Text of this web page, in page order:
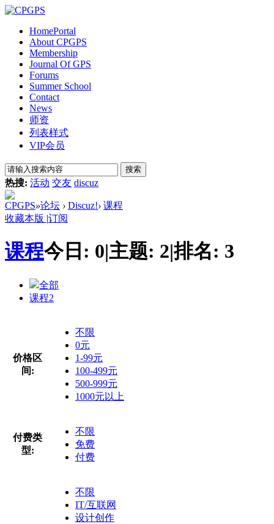
HomePortal
About CPGPS
Membership
Journal Of GPS
Forums
Summer School
Contact
News
师资
列表样式
VIP会员
搜索
热搜: 活动 交友 discuz
CPGPS»论坛 › Discuz!› 课程
收藏本版 |订阅
课程今日: 0|主题: 2|排名: 3
全部
课程2
价格区
间:
不限
0元
1-99元
100-499元
500-999元
1000元以上
付费类
型:
不限
免费
付费
不限
IT/互联网
设计创作